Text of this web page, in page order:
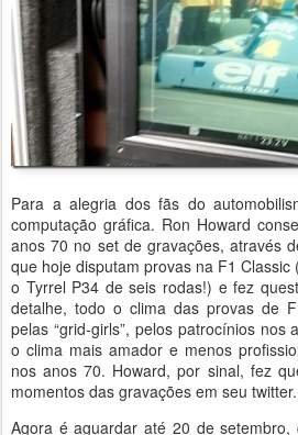
Para a alegria dos fãs do
computação gráfica. Ron Howard
anos 70 no set de gravações, através
que hoje disputam provas na F1
o Tyrrel P34 de seis rodas!) e fez
detalhe, todo o clima das provas de
pelas “grid-girls”, pelos patrocínios nos
o clima mais amador e menos
nos anos 70. Howard, por sinal, fez
momentos das gravações em seu twitter.
Agora é aguardar até 20 de